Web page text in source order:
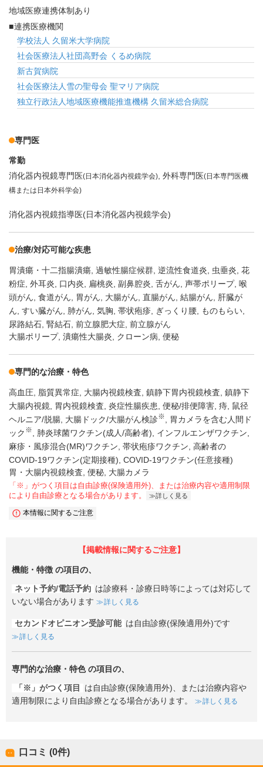
地域医療連携体制あり
連携医療機関
学校法人 久留米大学病院
社会医療法人社団高野会 くるめ病院
新古賀病院
社会医療法人雪の聖母会 聖マリア病院
独立行政法人地域医療機能推進機構 久留米総合病院
専門医
常勤
消化器内視鏡専門医(日本消化器内視鏡学会) 外科専門医(日本専門医機
構または日本外科学会)
消化器内視鏡指導医(日本消化器内視鏡学会)
治療/対応可能な疾患
胃潰瘍・十二指腸潰瘍 過敏性腸症候群 逆流性食道炎 虫垂炎 花
粉症 外耳炎 口内炎 扁桃炎 副鼻腔炎 舌がん 声帯ポリープ 喉
頭がん 食道がん 胃がん 大腸がん 直腸がん 結腸がん
肝臓が
ん すい臓がん 肺がん 気胸 帯状疱疹 ぎっくり腰
ものもらい
尿路結石 腎結石 前立腺肥大症 前立腺がん
大腸ポリープ, 潰瘍性大腸炎, クローン病, 便秘
専門的な治療・特色
高血圧 脂質異常症 大腸内視鏡検査 鎮静下胃内視鏡検査 鎮静下
大腸内視鏡
胃内視鏡検査 炎症性腸疾患 便秘/排便障害 痔 鼠径
ヘルニア/脱腸 大腸ドック/大腸がん検診※
胃カメラを含む人間ド
ック ※ 肺炎球菌ワクチン(成人/高齢者)
インフルエンザワクチン
麻疹・風疹混合(MR)ワクチン 帯状疱疹ワクチン 高齢者の
COVID-19ワクチン(定期接種) COVID-19ワクチン(任意接種)
胃・大腸内視鏡検査, 便秘, 大腸カメラ
「※」がつく項目は自由診療(保険適用外)、または治療内容や適用制限
により自由診療となる場合があります。
詳しく見る
本情報に関するご注意
【掲載情報に関するご注意】
機能・特徴 の項目の、
ネット予約/電話予約 は診療科・診療日時等によっては対応して
いない場合があります
詳しく見る
セカンドオピニオン受診可能 は自由診療(保険適用外)です
詳しく見る
専門的な治療・特色の項目の、
「※」がつく項目
は自由診療(保険適用外)、または治療内容や
適用制限により自由診療となる場合があります。
詳しく見る
口コミ (0件)